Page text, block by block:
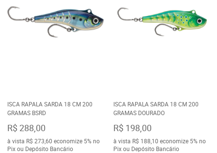
ISCA RAPALA SARDA 18 CM 200
GRAMAS BSRD
R$ 288,00
à vista R$ 273,60 economize 5%no
Pix ou Depósito Bancário
ISCA RAPALA SARDA 18 CM 200
GRAMAS DOURADO
R$ 198,00
à vista R$ 188,10 economize 5%no
Pix ou Depósito Bancário